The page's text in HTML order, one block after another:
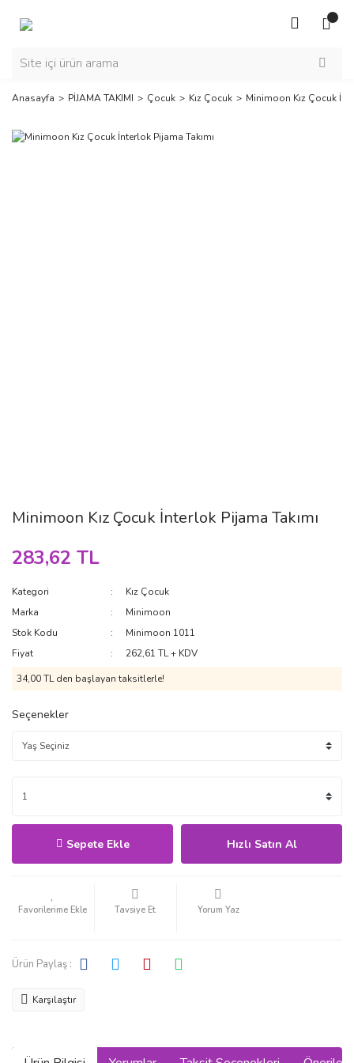
Anasayfa PİJAMA TAKIMI Çocuk Kız Çocuk Minimoon Kız Çocuk
Minimoon Kız Çocuk İnterlok Pijama Takımı
283,62 TL
Kategori
Kız Çocuk
Marka
Minimoon
Stok Kodu
Minimoon 1011
Fiyat
262,61 TL + KDV
34,00 TL den başlayan taksitlerle!
Seçenekler
Sepete Ekle Hızlı Satın Al
Tavsiye Et Yorum Yaz
Ürün Paylaş :
Karşılaştır